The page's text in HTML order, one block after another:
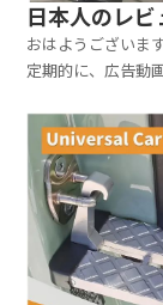
日本人のレビ
おはようございま
定期的に、広告動
い！そして、
とっても安い価格